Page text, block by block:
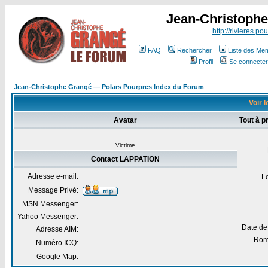
Jean-
http://
FAQ Rechercher
Liste des
Profil
Se
Jean-Christophe Grangé — Polars Pourpres Index du Forum
Voir
Avatar Tout à
Victime
Date
Contact LAPPATION
Adresse e-mail:
Message Privé:
MSN Messenger:
Yahoo Messenger:
Adresse AIM:
Numéro ICQ:
Google Map: